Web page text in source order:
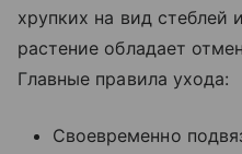
хрупких на вид стеблей
растение обладает
Главные правила ухода:
Своевременно